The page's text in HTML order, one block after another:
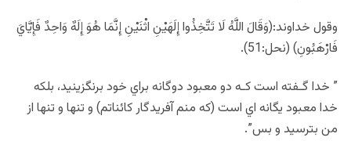
وقول خداوند:(وَقَالَ اللَّهُ لَا تَتَّخِذُوا إِلَهَيْنِ اثْنَيْنِ إِنَّمَا هُوَ إِلَهٌ وَاحِدٌ فَإِيَّايَ
فَارْهَبُونِ) (نحل:51).
” خدا گـفته است کـه دو معبود دوگانه براي خود برنگزينيد، بلکه
خدا معبود يگانه اي است (كه منم آفريدگار کائناتم) و تنها و تنها از
من بترسيد و بس”.